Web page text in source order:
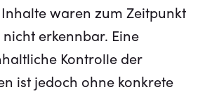
waren zum Zeitpunkt
erkennbar. Eine
Kontrolle der
ist jedoch ohne konkrete